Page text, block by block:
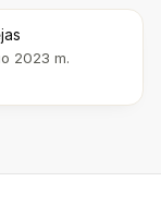
2023 m.